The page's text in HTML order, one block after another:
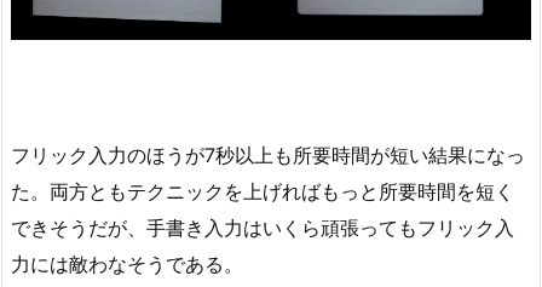
フリック入力のほうが7秒以上も所要時間が短い結果になっ
た。両方ともテクニックを上げればもっと所要時間を短く
できそうだが、手書き入力はいくら頑張ってもフリック入
力には敵わなそうである。